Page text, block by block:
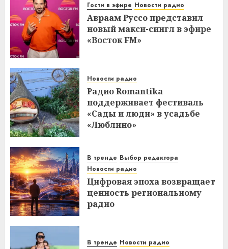
Гости в эфире Новости радио
Авраам Руссо представил
новый макси-сингл в эфире
«Восток FM»
Новости радио
Радио Romantika
поддерживает фестиваль
«Сады и люди» в усадьбе
«Люблино»
В тренде Выбор редактора
Новости радио
Цифровая эпоха возвращает
ценность региональному
радио
В тренде Новости радио